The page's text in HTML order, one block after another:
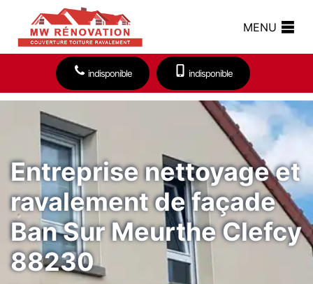
MENU
indisponible indisponible
Entreprise nettoyage et
ravalement de façade
Ban Sur Meurthe Clefcy
88230